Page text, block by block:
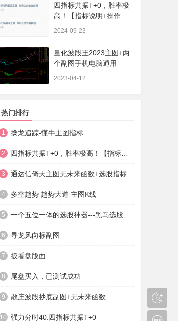
四指标共振T+0，胜率极
高！【指标说明+操作方
2024-09-23
量化波段王2023主图+两
个副图手机电脑通用
2023-04-12
热门排行
1 擒龙追踪-懂牛主图指标
2
3 通达信倚天主图无未来函数+选股指标
4 多空趋势 趋势大道 主图K线
5
6 寻龙风向标副图
7 扳看盘版面
8 尾盘买入，已测试成功
9 散庄波段抄底副图+无未来函数
10 强力分时40.四指标共振T+0